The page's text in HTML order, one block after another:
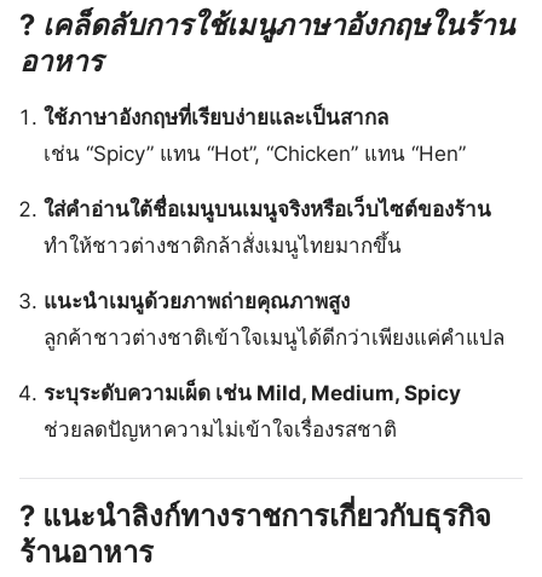
? เคล็ดลับการใช้เมนูภาษาอังกฤษในร้าน
อาหาร
ใช้ภาษาอังกฤษที่เรียบง่ายและเป็นสากล
เช่น “Spicy” แทน “Hot”, “Chicken” แทน “Hen”
ใส่คำอ่านใต้ชื่อเมนูบนเมนูจริงหรือเว็บไซต์ของร้าน
ทำให้ชาวต่างชาติกล้าสั่งเมนูไทยมากขึ้น
แนะนำเมนูด้วยภาพถ่ายคุณภาพสูง
ลูกค้าชาวต่างชาติเข้าใจเมนูได้ดีกว่าเพียงแค่คำแปล
ระบุระดับความเผ็ด เช่น Mild, Medium, Spicy
ช่วยลดปัญหาความไม่เข้าใจเรื่องรสชาติ
? แนะนำลิงก์ทางราชการเกี่ยวกับธุรกิจ
ร้านอาหาร